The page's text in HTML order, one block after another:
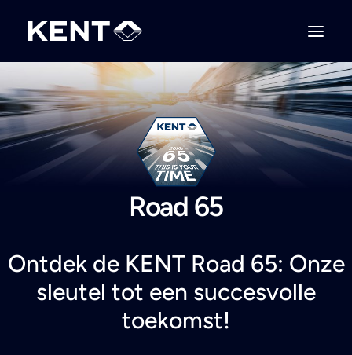
Road 65
Ontdek de KENT Road 65: Onze
sleutel tot een succesvolle
toekomst!